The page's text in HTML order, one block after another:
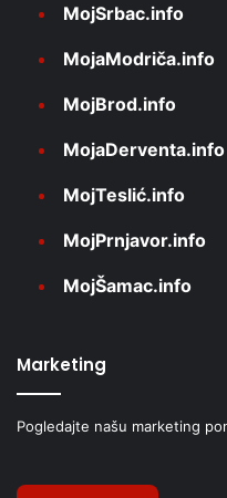
MojSrbac.info
MojaModriča.info
MojBrod.info
MojaDerventa.info
MojTeslić.info
MojPrnjavor.info
MojŠamac.info
Marketing
Pogledajte našu marketing